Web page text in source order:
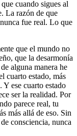
cuando sigues al
La razón de que
fue real. Lo que
que el mundo no
que la desarmonía
alguna manera he
cuarto estado, más
ese cuarto estado
ser la realidad. Por
parece real, tu
más allá de eso. Sin
consciencia, nunca